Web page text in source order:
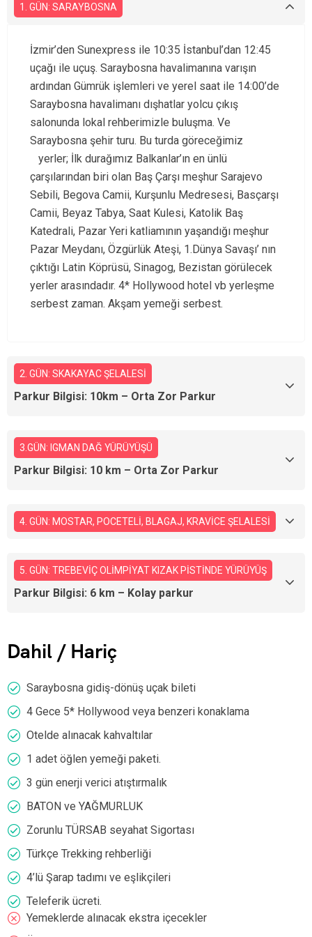
1. GÜN: SARAYBOSNA
İzmir’den Sunexpress ile 10:35 İstanbul’dan 12:45
uçağı ile uçuş. Saraybosna havalimanına varışın
ardından Gümrük işlemleri ve yerel saat ile 14:00’de
Saraybosna havalimanı dışhatlar yolcu çıkış
salonunda lokal rehberimizle buluşma. Ve
Saraybosna şehir turu. Bu turda göreceğimiz
yerler; İlk durağımız Balkanlar’ın en ünlü
çarşılarından biri olan Baş Çarşı meşhur Sarajevo
Sebili, Begova Camii, Kurşunlu Medresesi, Basçarşı
Camii, Beyaz Tabya, Saat Kulesi, Katolik Baş
Katedrali, Pazar Yeri katliamının yaşandığı meşhur
Pazar Meydanı, Özgürlük Ateşi, 1.Dünya Savaşı’ nın
çıktığı Latin Köprüsü, Sinagog, Bezistan görülecek
yerler arasındadır. 4* Hollywood hotel vb yerleşme
serbest zaman. Akşam yemeği serbest.
2. GÜN: SKAKAYAC ŞELALESİ
Parkur Bilgisi: 10km – Orta Zor Parkur
3.GÜN: IGMAN DAĞ YÜRÜYÜŞÜ
Parkur Bilgisi: 10 km – Orta Zor Parkur
4. GÜN: MOSTAR, POCETELİ, BLAGAJ, KRAVİCE ŞELALESİ
5. GÜN: TREBEVİÇ OLİMPİYAT KIZAK PİSTİNDE YÜRÜYÜŞ
Parkur Bilgisi: 6 km – Kolay parkur
Dahil / Hariç
Saraybosna gidiş-dönüş uçak bileti
4 Gece 5* Hollywood veya benzeri konaklama
Otelde alınacak kahvaltılar
1 adet öğlen yemeği paketi.
3 gün enerji verici atıştırmalık
BATON ve YAĞMURLUK
Zorunlu TÜRSAB seyahat Sigortası
Türkçe Trekking rehberliği
4’lü Şarap tadımı ve eşlikçileri
Teleferik ücreti.
Yemeklerde alınacak ekstra içecekler